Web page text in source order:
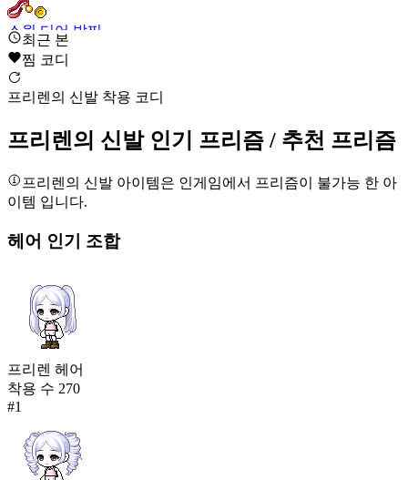
스윗 디어 발찌
510
124
모험가 히어로 부츠
125
497
126
프리렌의 신발
아쿠아 시스루 니삭스
대왕 오징어 다리
491
돌의 정령 장화
486
최근 본
찜 코디
프리렌의 신발 착용 코디
프리렌의 신발 인기 프리즘 / 추천 프리즘
프리렌의 신발 아이템은 인게임에서 프리즘이 불가능 한 아
이템 입니다.
헤어 인기 조합
프리렌 헤어
착용 수 270
#1